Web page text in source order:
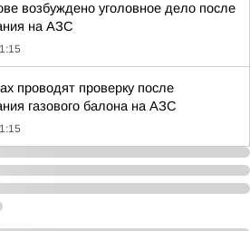
возбуждено уголовное дело после
на АЗС
проводят проверку после
газового балона на АЗС